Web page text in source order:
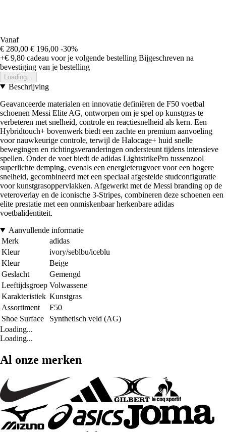
Vanaf
€ 280,00 € 196,00 -30%
+€ 9,80 cadeau voor je volgende bestelling Bijgeschreven na
bevestiging van je bestelling
Loading...
Beschrijving
Geavanceerde materialen en innovatie definiëren de F50 voetbal
schoenen Messi Elite AG, ontworpen om je spel op kunstgras te
verbeteren met snelheid, controle en reactiesnelheid als kern. Een
Hybridtouch+ bovenwerk biedt een zachte en premium aanvoeling
voor nauwkeurige controle, terwijl de Halocage+ huid snelle
bewegingen en richtingsveranderingen ondersteunt tijdens intensieve
spellen. Onder de voet biedt de adidas LightstrikePro tussenzool
superlichte demping, evenals een energieterugvoer voor een hogere
snelheid, gecombineerd met een speciaal afgestelde studconfiguratie
voor kunstgrasoppervlakken. Afgewerkt met de Messi branding op de
veteroverlay en de iconische 3-Stripes, combineren deze schoenen een
elite prestatie met een onmiskenbaar herkenbare adidas
voetbalidentiteit.
Aanvullende informatie
Merk
adidas
Kleur
ivory/seblbu/iceblu
Kleur
Beige
Geslacht
Gemengd
Leeftijdsgroep Volwassene
Karakteristiek Kunstgras
Assortiment
F50
Shoe Surface
Synthetisch veld (AG)
Loading...
Loading...
Al onze merken